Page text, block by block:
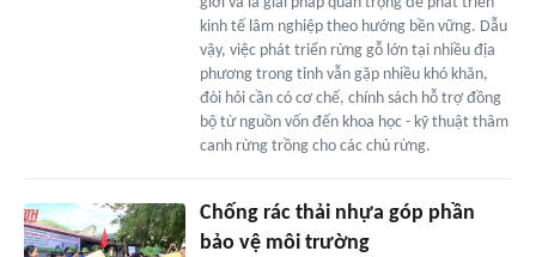
kinh tế lâm nghiệp theo hướng bền vững. Dẫu
vậy, việc phát triển rừng gỗ lớn tại nhiều địa
phương trong tỉnh vẫn gặp nhiều khó khăn,
đòi hỏi cần có cơ chế, chính sách hỗ trợ đồng
bộ từ nguồn vốn đến khoa học - kỹ thuật thâm
canh rừng trồng cho các chủ rừng.
Chống rác thải nhựa góp phần
bảo vệ môi trường